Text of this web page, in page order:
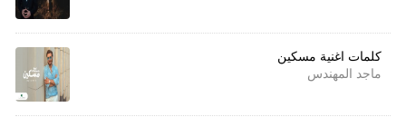
كلمات اغنية مسكين
ماجد المهندس